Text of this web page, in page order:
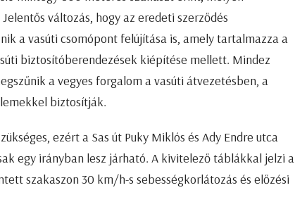
változás, hogy az eredeti szerződés
a vasúti csomópont felújítása is, amely tartalmazza a
biztosítóberendezések kiépítése mellett. Mindez
a vegyes forgalom a vasúti átvezetésben, a
biztosítják.
ezért a Sas út Puky Miklós és Ady Endre utca
egy irányban lesz járható. A kivitelező táblákkal jelzi a
szakaszon 30 km/h-s sebességkorlátozás és előzési